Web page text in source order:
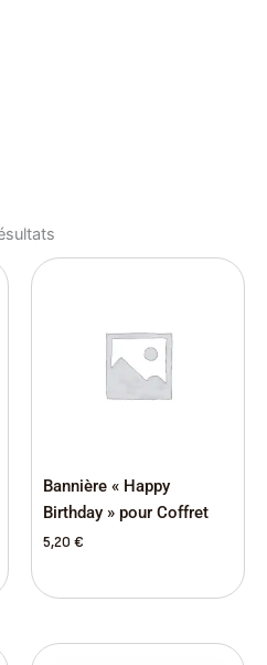
Bannière « Happy
Birthday » pour Coffret
5,20 €